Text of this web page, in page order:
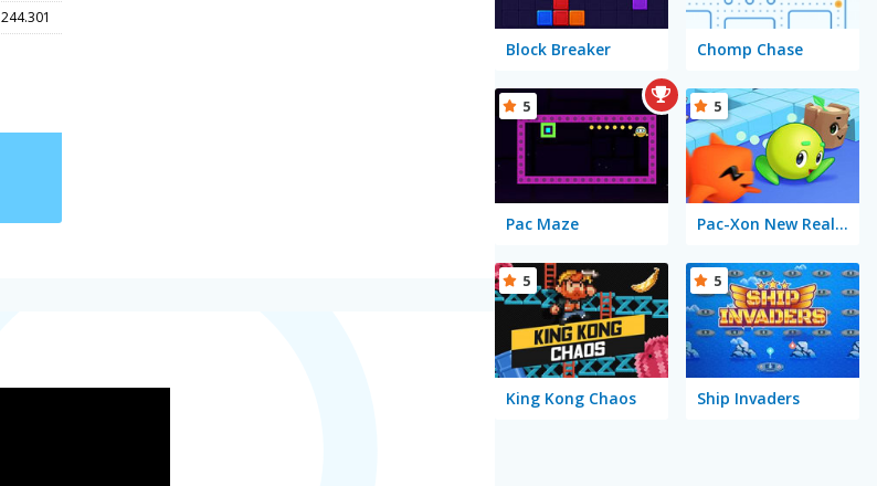
244.301
Block Breaker Chomp Chase
Pac Maze
5
Pac-Xon New Realms
5
King Kong Chaos
5
Ship Invaders
5